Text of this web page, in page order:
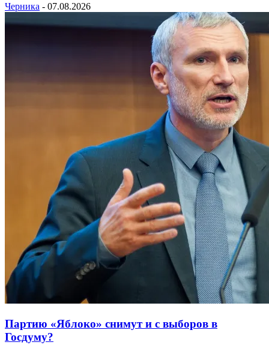
Черника - 07.08.2026
Партию «Яблоко» снимут и с выборов в
Госдуму?